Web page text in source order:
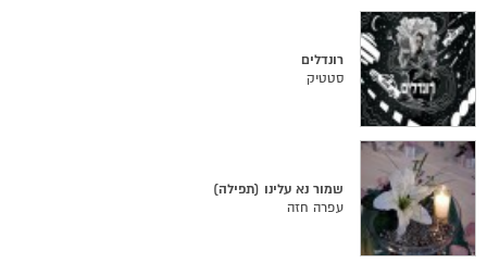
רונדלים
סטטיק
שמור נא עלינו (תפילה)
עפרה חזה